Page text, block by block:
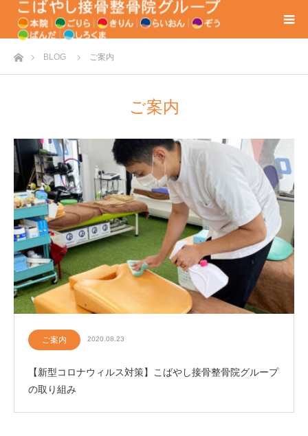
ホームBLOG ご案内
ご案内
ご案内 2020.08.23
【新型コロナウィルス対策】こばやし接骨整骨院グループ
の取り組み